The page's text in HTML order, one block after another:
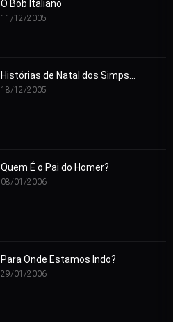
O Bob Italiano
11/12/2005
18/12/2005
Quem É o Pai do Homer?
08/01/2006
Para Onde Estamos Indo?
29/01/2006